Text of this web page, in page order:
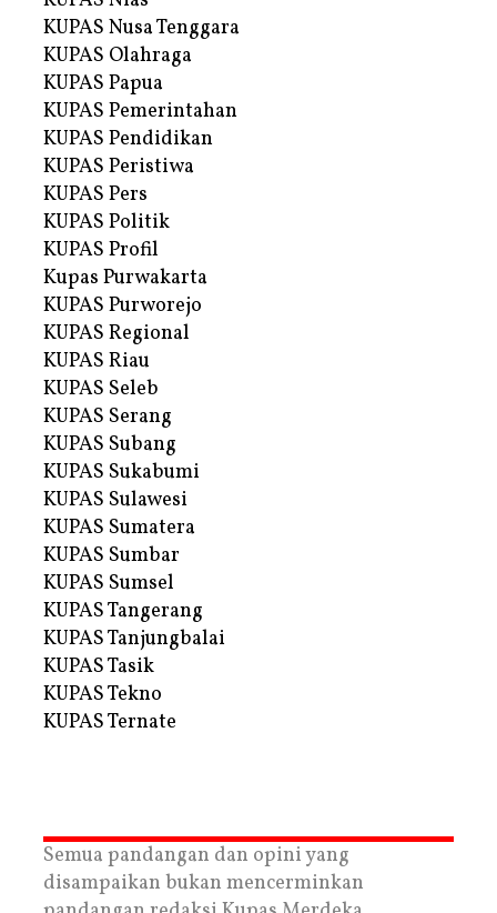
KUPAS Nusa Tenggara
KUPAS Olahraga
KUPAS Papua
KUPAS Pemerintahan
KUPAS Pendidikan
KUPAS Peristiwa
KUPAS Pers
KUPAS Politik
KUPAS Profil
Kupas Purwakarta
KUPAS Purworejo
KUPAS Regional
KUPAS Riau
KUPAS Seleb
KUPAS Serang
KUPAS Subang
KUPAS Sukabumi
KUPAS Sulawesi
KUPAS Sumatera
KUPAS Sumbar
KUPAS Sumsel
KUPAS Tangerang
KUPAS Tanjungbalai
KUPAS Tasik
KUPAS Tekno
KUPAS Ternate
Semua pandangan dan opini yang
disampaikan bukan mencerminkan